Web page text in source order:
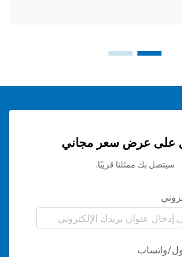
على عرض سعر مجاني
سيتصل بك ممثلنا قريبًا.
واتساب